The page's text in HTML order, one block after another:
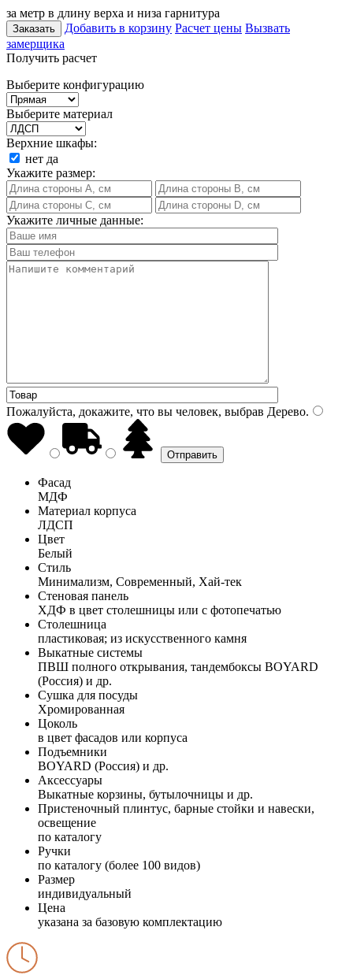
за метр в длину верха и низа гарнитура
Заказать Добавить в корзину Расчет цены Вызвать
замерщика
Получить расчет
Выберите конфигурацию
Выберите материал
Верхние шкафы:
нет да
Укажите размер:
Укажите личные данные:
Пожалуйста, докажите, что вы человек, выбрав Дерево.
Фасад
МДФ
Материал корпуса
ЛДСП
Цвет
Белый
Стиль
Минимализм, Современный, Хай-тек
Стеновая панель
ХДФ в цвет столешницы или с фотопечатью
Столешница
пластиковая; из искусственного камня
Выкатные системы
ПВШ полного открывания, тандембоксы BOYARD
(Россия) и др.
Сушка для посуды
Хромированная
Цоколь
в цвет фасадов или корпуса
Подъемники
BOYARD (Россия) и др.
Аксессуары
Выкатные корзины, бутылочницы и др.
Пристеночный плинтус, барные стойки и навески,
освещение
по каталогу
Ручки
по каталогу (более 100 видов)
Размер
индивидуальный
Цена
указана за базовую комплектацию